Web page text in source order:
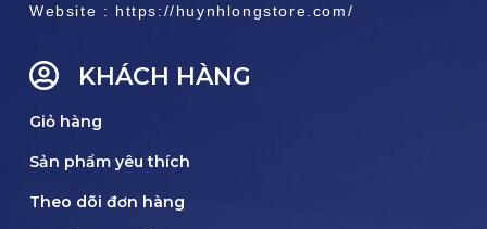
Website : https://huynhlongstore.com/
KHÁCH HÀNG
Giỏ hàng
Sản phẩm yêu thích
Theo dõi đơn hàng